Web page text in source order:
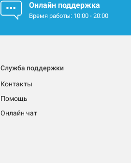
Онлайн поддержка
Время работы: 10:00 - 20:00
Служба поддержки
Контакты
Помощь
Онлайн чат